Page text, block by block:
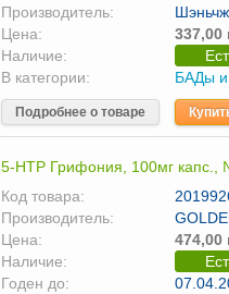
Производитель:
Цена:
337,00
Наличие:
В категории:
БАДы
Подробнее о товаре
5-НТР Грифония, 100мг капс.,
Код товара:
Производитель:
Цена:
474,00
Наличие:
Годен до: